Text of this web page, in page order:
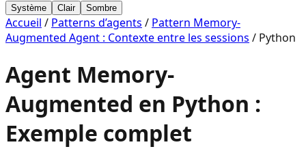
Système Clair Sombre
Accueil / Patterns d’agents / Pattern Memory-
Augmented Agent : Contexte entre les sessions / Python
Agent Memory-
Augmented en Python :
Exemple complet